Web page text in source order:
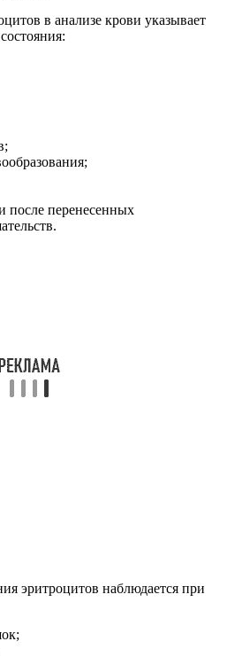
в анализе крови указывает
после перенесенных
эритроцитов наблюдается при